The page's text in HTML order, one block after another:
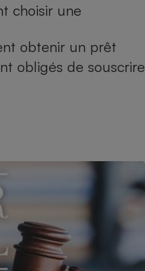
choisir une
obtenir un prêt
obligés de souscrire